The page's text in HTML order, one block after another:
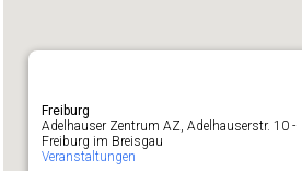
Freiburg
Adelhauser Zentrum AZ, Adelhauserstr. 10 -
Freiburg im Breisgau
Veranstaltungen